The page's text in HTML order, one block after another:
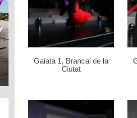
Gaiata 1, Brancal de la
Ciutat